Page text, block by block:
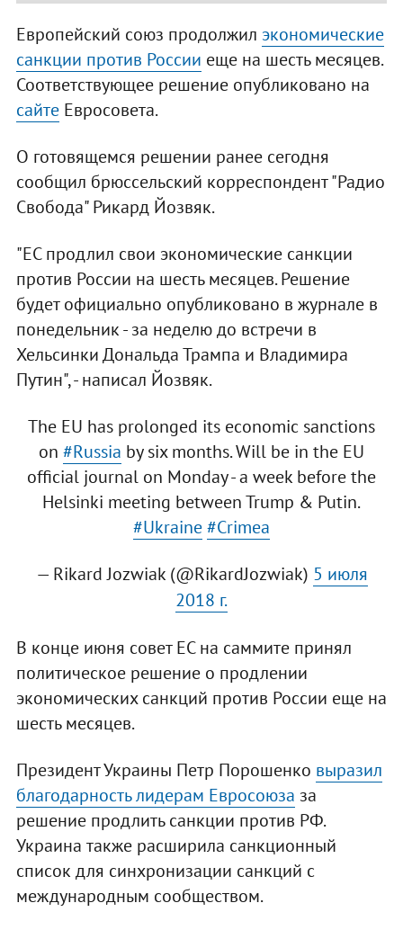
Европейский союз продолжил экономические
санкции против России еще на шесть месяцев.
Соответствующее решение опубликовано на
сайтеЕвросовета.
О готовящемся решении ранее сегодня
сообщил брюссельский корреспондент "Радио
Свобода" Рикард Йозвяк.
"ЕС продлил свои экономические санкции
против России на шесть месяцев. Решение
будет официально опубликовано в журнале в
понедельник - за неделю до встречи в
Хельсинки Дональда Трампа и Владимира
Путин", - написал Йозвяк.
The EU has prolonged its economic sanctions
on #Russia by six months. Will be in the EU
official journal on Monday - a week before the
Helsinki meeting between Trump & Putin.
#Ukraine#Crimea
— Rikard Jozwiak (@RikardJozwiak) 5 июля
2018 г.
В конце июня совет ЕС на саммите принял
политическое решение о продлении
экономических санкций против России еще на
шесть месяцев.
Президент Украины Петр Порошенко выразил
благодарность лидерам Евросоюза за
решение продлить санкции против РФ.
Украина также расширила санкционный
список для синхронизации санкций с
международным сообществом.